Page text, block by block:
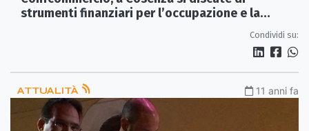
strumenti finanziari per l’occupazione e la
Condividi su:
ATTUALITÀ 11 anni fa